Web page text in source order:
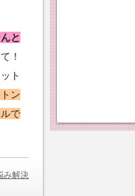
と
！
ト
ン
で
み解決